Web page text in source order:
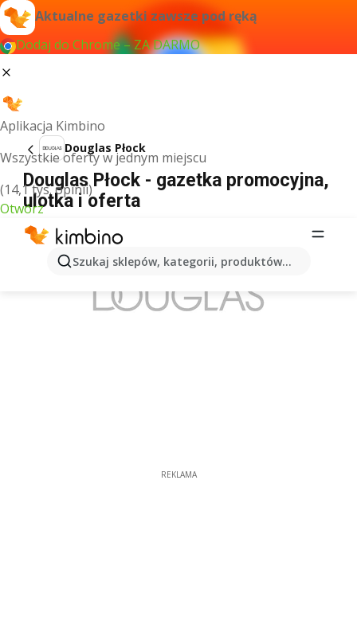
Aktualne gazetki zawsze pod ręką
Dodaj do Chrome – ZA DARMO
Aplikacja Kimbino
Wszystkie oferty w jednym miejscu
(14,1 tys. opinii)
Otwórz
Szukaj sklepów, kategorii, produktów...
Douglas Płock
Douglas Płock - gazetka promocyjna,
ulotka i oferta
REKLAMA